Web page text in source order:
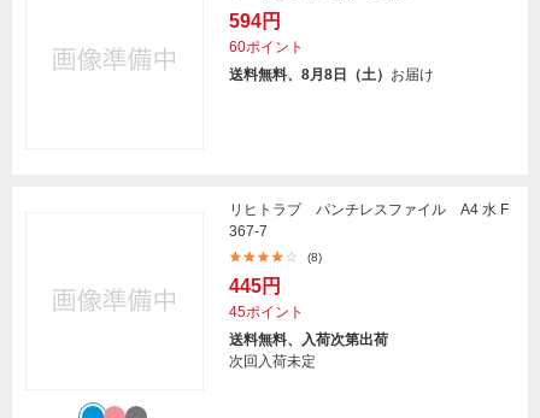
594円
60ポイント
送料無料、8月8日（土） お届け
リヒトラブ パンチレスファイル A4 水 F
367-7
(8)
445円
45ポイント
送料無料、入荷次第出荷
次回入荷未定